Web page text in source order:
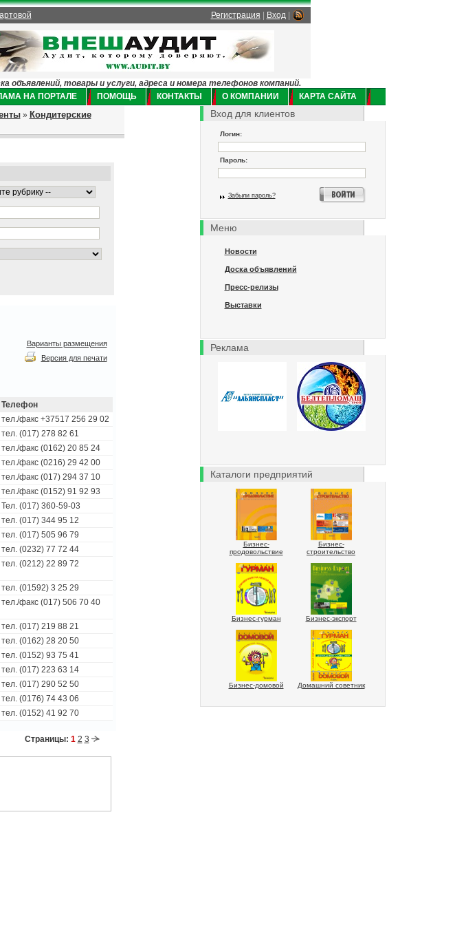
Регистрация Вход|
объявлений, товары и услуги, адреса и номера телефонов компаний.
НА ПОРТАЛЕ ПОМОЩЬ КОНТАКТЫ О КОМПАНИИ КАРТА САЙТА
Вход для клиентов
Логин:
Пароль:
Забыли пароль?
Меню
Новости
Доска объявлений
Пресс-релизы
Выставки
Реклама
Каталоги предприятий
Бизнес-
продовольствие
Бизнес-
строительство
Бизнес-гурман Бизнес-экспорт
Бизнес-домовой Домашний советник
» Кондитерские
Варианты размещения
Версия для печати
Телефон
тел./факс +37517 256 29 02
тел. (017) 278 82 61
тел./факс (0162) 20 85 24
тел./факс (0216) 29 42 00
тел./факс (017) 294 37 10
тел./факс (0152) 91 92 93
Тел. (017) 360-59-03
тел. (017) 344 95 12
тел. (017) 505 96 79
тел. (0232) 77 72 44
тел. (0212) 22 89 72
тел. (01592) 3 25 29
тел./факс (017) 506 70 40
тел. (017) 219 88 21
тел. (0162) 28 20 50
тел. (0152) 93 75 41
тел. (017) 223 63 14
тел. (017) 290 52 50
тел. (0176) 74 43 06
тел. (0152) 41 92 70
Страницы: 1 2 3